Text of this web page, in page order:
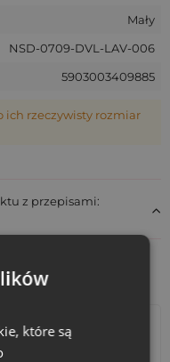
Mały
NSD-0709-DVL-LAV-006
5903003409885
ich rzeczywisty rozmiar
z przepisami:
które są